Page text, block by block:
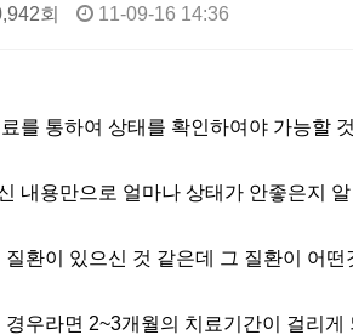
회 11-09-16 14:36
를 통하여 상태를 확인하여야 가능할
내용만으로 얼마나 상태가 안좋은지
질환이 있으신 것 같은데 그 질환이 어
우라면 2~3개월의 치료기간이 걸리게